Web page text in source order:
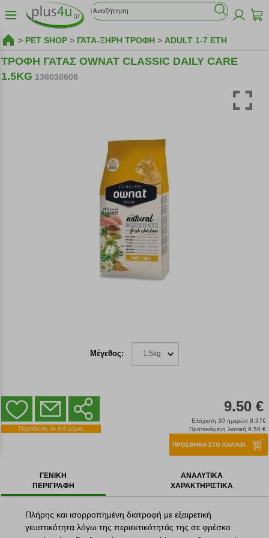
> PET SHOP > ΓΑΤΑ-ΞΗΡΗ ΤΡΟΦΗ > ADULT 1-7 ΕΤΗ
ΤΡΟΦΗ ΓΑΤΑΣ OWNAT CLASSIC DAILY CARE
1.5KG 136030608
Μέγεθος: 1,5kg
Παράδοση σε 4-6 μέρες
9.50 €
Ελάχιστη 30 ημερών 8.37€
Προτεινόμενη λιανική 9.50 €
ΠΡΟΣΘΗΚΗ ΣΤΟ ΚΑΛΑΘΙ
ΓΕΝΙΚΗ
ΠΕΡΙΓΡΑΦΗ
ΑΝΑΛΥΤΙΚΑ
ΧΑΡΑΚΤΗΡΙΣΤΙΚΑ
Πλήρης και ισορροπημένη διατροφή με εξαιρετική
γευστικότητα λόγω της περιεκτικότητάς της σε φρέσκο